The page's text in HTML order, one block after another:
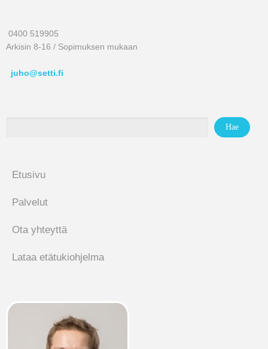
0400 519905
Arkisin 8-16 / Sopimuksen mukaan
juho@setti.fi
Etusivu
Palvelut
Ota yhteyttä
Lataa etätukiohjelma